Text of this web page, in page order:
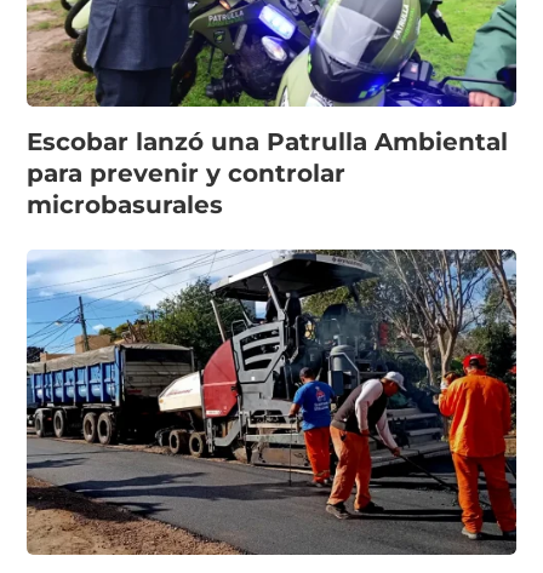
Escobar lanzó una Patrulla Ambiental
para prevenir y controlar
microbasurales